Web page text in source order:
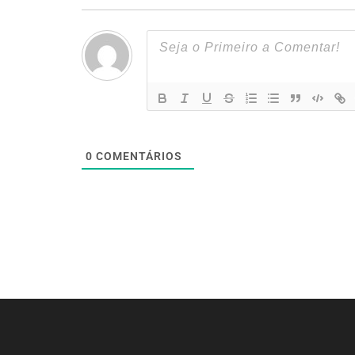
0 COMENTÁRIOS